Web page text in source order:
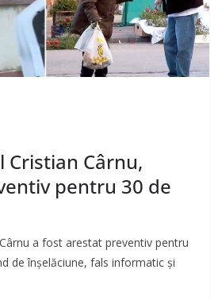
Cârnu,
pentru 30 de
a fost arestat preventiv pentru
de înșelăciune, fals informatic și